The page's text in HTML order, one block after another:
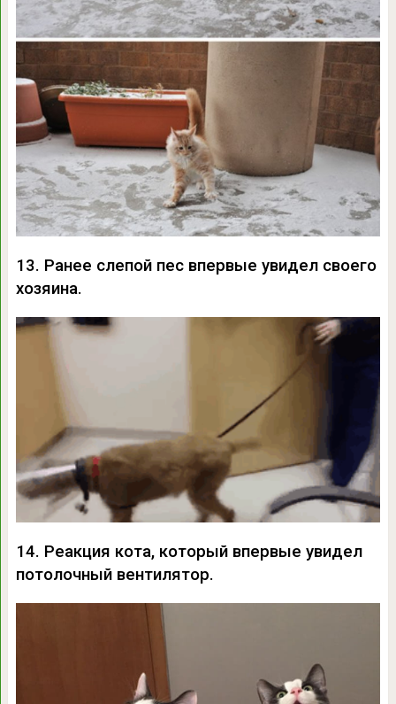
13. Ранее слепой пес впервые увидел своего
хозяина.
14. Реакция кота, который впервые увидел
потолочный вентилятор.